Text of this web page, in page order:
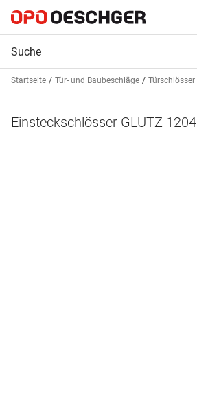
Startseite Tür- und Baubeschläge Türschlösser
Einsteckschlösser GLUTZ 1204